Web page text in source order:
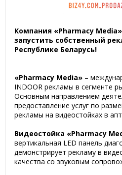
Компания «Pharmacy
запустить собственный
Республике Беларусь!
«Pharmacy Media» –
INDOOR рекламы в сегменте
Основным направлением
предоставление услуг по
рекламы на видеостойках в
Видеостойка «Pharmacy
вертикальная LED панель
демонстрирует рекламу в
качества со звуковым